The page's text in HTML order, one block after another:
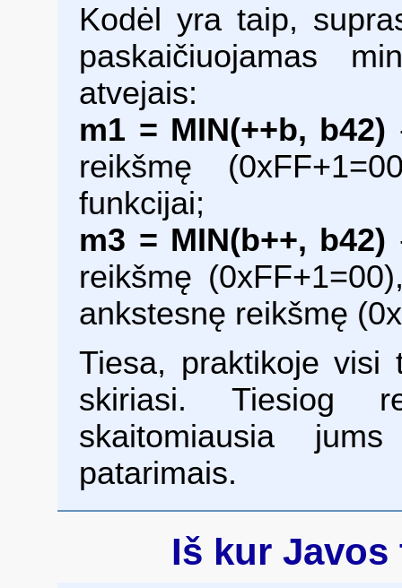
Kodėl yra taip,
paskaičiuojamas
atvejais:
m1 = MIN(++b, b42)
reikšmę
funkcijai;
m3 = MIN(b++, b42)
reikšmę
ankstesnę reikšmę
Tiesa, praktikoje visi
skiriasi. Tiesiog
skaitomiausia
patarimais.
Iš kur Javos